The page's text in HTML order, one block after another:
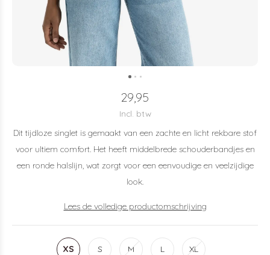
29,95
Incl. btw
Dit tijdloze singlet is gemaakt van een zachte en licht rekbare stof
voor ultiem comfort. Het heeft middelbrede schouderbandjes en
een ronde halslijn, wat zorgt voor een eenvoudige en veelzijdige
look.
Lees de volledige productomschrijving
XS S M L XL